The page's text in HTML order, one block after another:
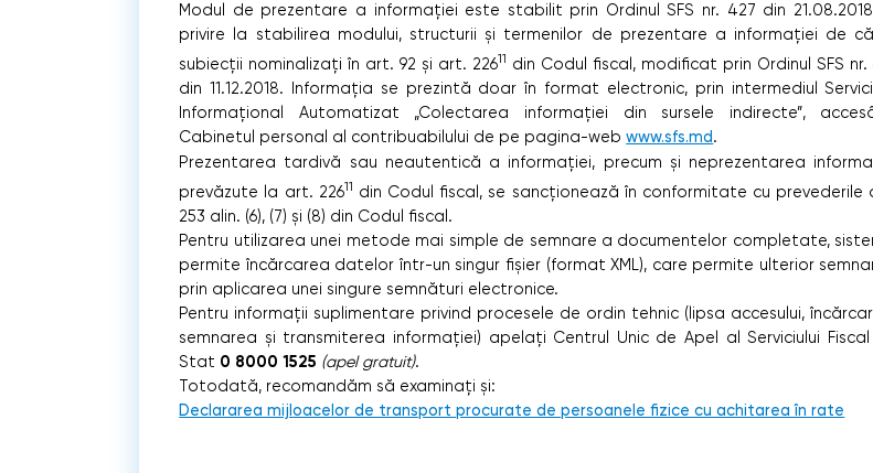
Modul de prezentare a informației este stabilit prin Ordinul SFS nr. 427 din
privire la stabilirea modului, structurii și termenilor de prezentare a informației de
subiecții nominalizați în art. 92 și art. 22611 din Codul fiscal, modificat prin Ordinul SFS nr.
din 11.12.2018. Informația se prezintă doar în format electronic, prin intermediul
Informațional Automatizat „Colectarea informației din sursele indirecte”,
Cabinetul personal al contribuabilului de pe pagina-webwww.sfs.md.
Prezentarea tardivă sau neautentică a informației, precum și neprezentarea
prevăzute la art. 22611 din Codul fiscal, se sancționează în conformitate cu prevederile
253 alin. (6), (7) și (8) din Codul fiscal.
Pentru utilizarea unei metode mai simple de semnare a documentelor completate,
permite încărcarea datelor într-un singur fișier (format XML), care permite ulterior
prin aplicarea unei singure semnături electronice.
Pentru informații suplimentare privind procesele de ordin tehnic (lipsa accesului,
semnarea și transmiterea informației) apelați Centrul Unic de Apel al Serviciului
Stat 0 8000 1525 (apel gratuit).
Totodată, recomandăm să examinați și:
Declararea mijloacelor de transport procurate de persoanele fizice cu achitarea în rate